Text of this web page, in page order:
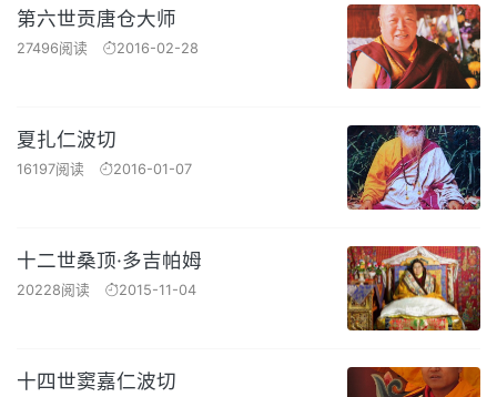
第六世贡唐仓大师
27496阅读 2016-02-28
夏扎仁波切
16197阅读 2016-01-07
十二世桑顶·多吉帕姆
20228阅读 2015-11-04
十四世窦嘉仁波切